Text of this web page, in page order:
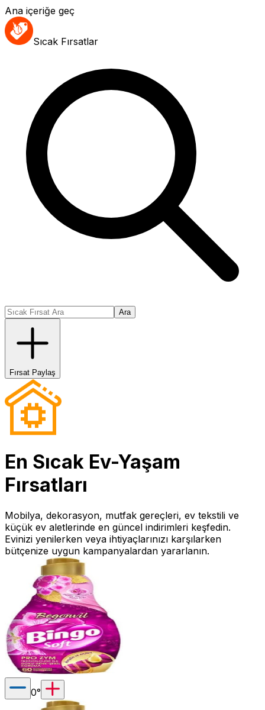
Ana içeriğe geç
Sıcak Fırsatlar
Ara
Fırsat Paylaş
En Sıcak Ev-Yaşam
Fırsatları
Mobilya, dekorasyon, mutfak gereçleri, ev tekstili ve
küçük ev aletlerinde en güncel indirimleri keşfedin.
Evinizi yenilerken veya ihtiyaçlarınızı karşılarken
bütçenize uygun kampanyalardan yararlanın.
0°